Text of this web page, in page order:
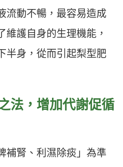
流動不暢，最容易造成
維護自身的生理機能，
半身，從而引起梨型肥
法，增加代謝促循
補腎、利濕除痰」為準